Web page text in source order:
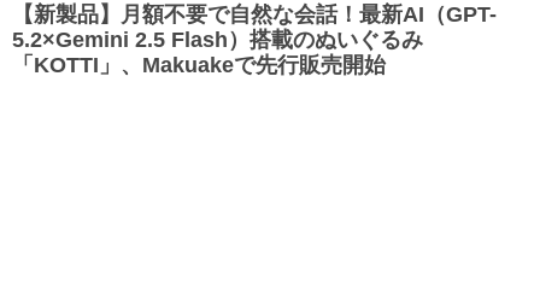
【新製品】月額不要で自然な会話！最新AI（GPT-
5.2×Gemini 2.5 Flash）搭載のぬいぐるみ
「KOTTI」、Makuakeで先行販売開始